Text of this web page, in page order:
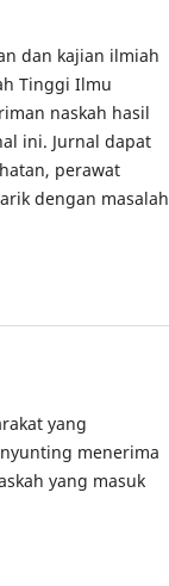
dan kajian ilmiah
Tinggi Ilmu
naskah hasil
ini. Jurnal dapat
perawat
dengan masalah
yang
menerima
yang masuk